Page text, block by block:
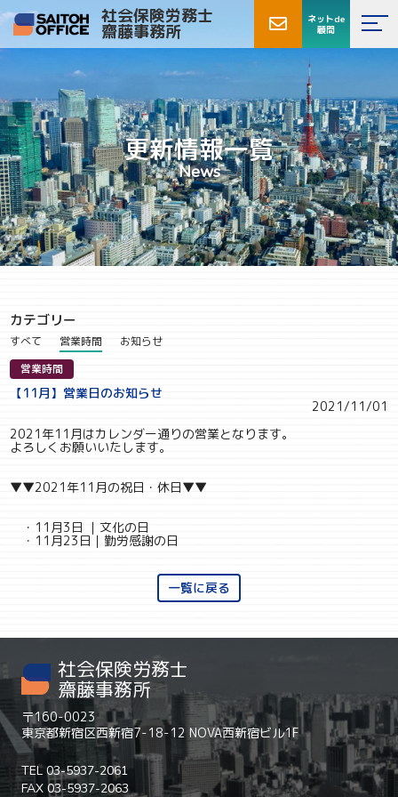
更新情報一覧
News
ネットde
顧問
社会保険労務士
齋藤事務所
カテゴリー
すべて 営業時間
お知らせ
営業時間
【11月】営業日のお知らせ
2021/11/01
2021年11月はカレンダー通りの営業となります。
よろしくお願いいたします。
▼▼2021年11月の祝日・休日▼▼
・11月3日 ｜文化の日
・11月23日｜勤労感謝の日
一覧に戻る
社会保険労務士
齋藤事務所
〒160-0023
東京都新宿区西新宿7-18-12 NOVA西新宿ビル1F
TEL 03-5937-2061
FAX 03-5937-2063